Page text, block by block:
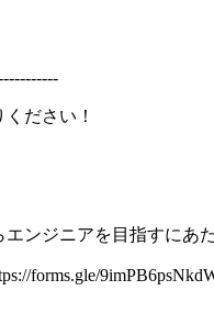
ださい！
ンジニアを目指すにあ
forms.gle/